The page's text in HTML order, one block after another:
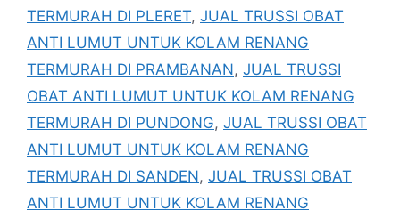
TERMURAH DI PLERET, JUAL TRUSSI OBAT
ANTI LUMUT UNTUK KOLAM RENANG
TERMURAH DI PRAMBANAN, JUAL TRUSSI
OBAT ANTI LUMUT UNTUK KOLAM RENANG
TERMURAH DI PUNDONG, JUAL TRUSSI OBAT
ANTI LUMUT UNTUK KOLAM RENANG
TERMURAH DI SANDEN, JUAL TRUSSI OBAT
ANTI LUMUT UNTUK KOLAM RENANG